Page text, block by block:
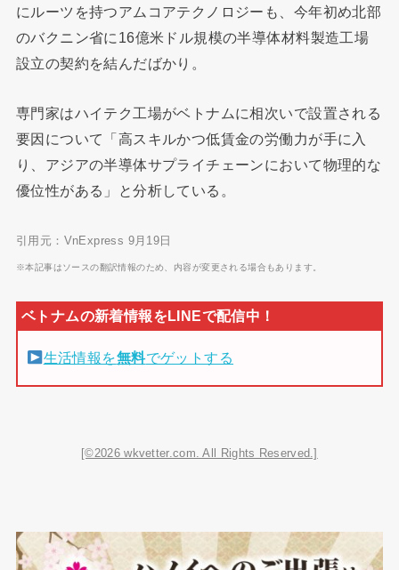
にルーツを持つアムコアテクノロジーも、今年初め北部
のバクニン省に16億米ドル規模の半導体材料製造工場
設立の契約を結んだばかり。
専門家はハイテク工場がベトナムに相次いで設置される
要因について「高スキルかつ低賃金の労働力が手に入
り、アジアの半導体サプライチェーンにおいて物理的な
優位性がある」と分析している。
引用元：VnExpress 9月19日
※本記事はソースの翻訳情報のため、内容が変更される場合もあります。
生活情報を無料でゲットする
[©2026 wkvetter.com. All Rights Reserved.]